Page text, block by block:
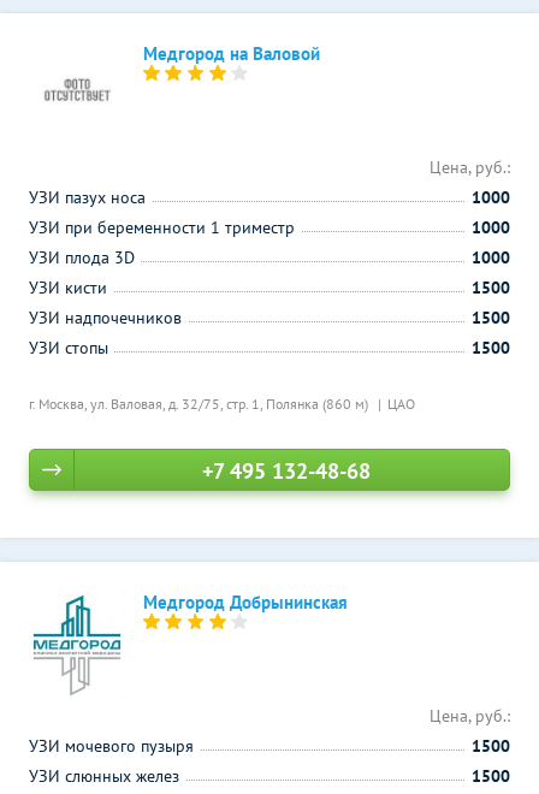
Медгород на Валовой
г. Москва, ул. Валовая, д. 32/75, стр. 1, Полянка (860 м) ЦАО
Цена, руб.:
УЗИ пазух носа
1000
УЗИ при беременности 1 триместр
1000
УЗИ плода 3D
1000
УЗИ кисти
1500
УЗИ надпочечников
1500
УЗИ стопы
1500
+7 495 132-48-68
Медгород Добрынинская
Цена, руб.:
УЗИ мочевого пузыря
1500
УЗИ слюнных желез
1500